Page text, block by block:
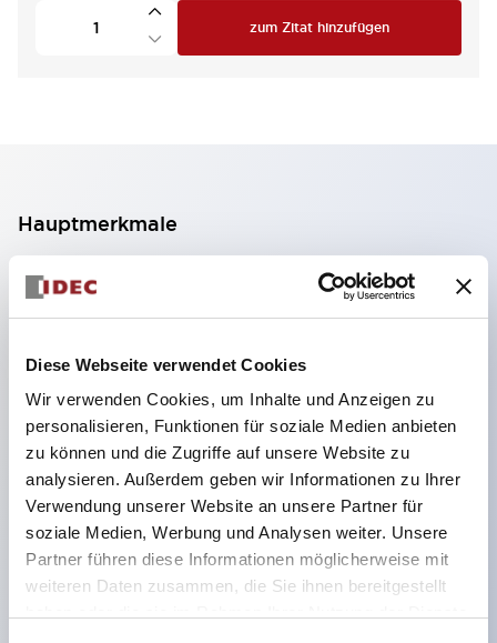
Diese Webseite verwendet Cookies
Wir verwenden Cookies, um Inhalte und Anzeigen zu
personalisieren, Funktionen für soziale Medien anbieten
zu können und die Zugriffe auf unsere Website zu
analysieren. Außerdem geben wir Informationen zu Ihrer
Verwendung unserer Website an unsere Partner für
soziale Medien, Werbung und Analysen weiter. Unsere
Partner führen diese Informationen möglicherweise mit
weiteren Daten zusammen, die Sie ihnen bereitgestellt
zum Zitat hinzufügen
Hauptmerkmale
Geeignet für ein breites Anwendungsspektrum
von der Konsumelektronik bis zum FA-Bereich
Schutzarten IP40 und IP65 vollständig verfügbar
(IEC 60529)
UL- und CSA-zertifiziert. Entspricht EN (Europa)
Normen. CCC-zertifiziert (außer Anzeigeleuchten).
Mit speziellem Zubehör leicht auf Φ22 Flash-
Silhouette umstellbar